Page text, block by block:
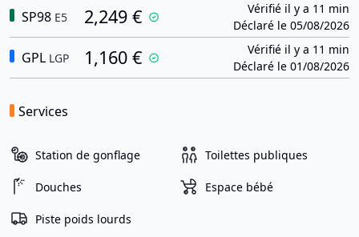
SP98 E5 2,249 €
Vérifié il y a 11 min
Déclaré le 05/08/2026
GPL LGP 1,160 €
Vérifié il y a 11 min
Déclaré le 01/08/2026
Services
Station de gonflage Toilettes publiques
Douches Espace bébé
Piste poids lourds